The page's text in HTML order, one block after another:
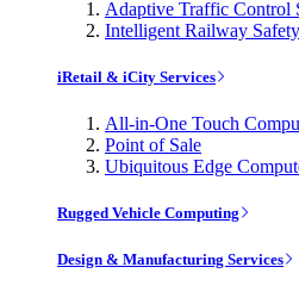
Adaptive Traffic Control
Intelligent Railway
iRetail & iCity Services
All-in-One Touch
Point of Sale
Ubiquitous Edge
Rugged Vehicle Computing
Design & Manufacturing Services